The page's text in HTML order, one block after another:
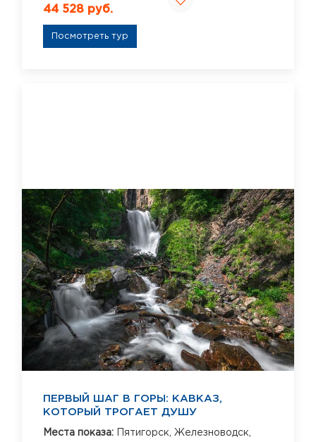
44 528 руб.
Посмотреть тур
ПЕРВЫЙ ШАГ В ГОРЫ: КАВКАЗ,
КОТОРЫЙ ТРОГАЕТ ДУШУ
Места показа: Пятигорск, Железноводск,